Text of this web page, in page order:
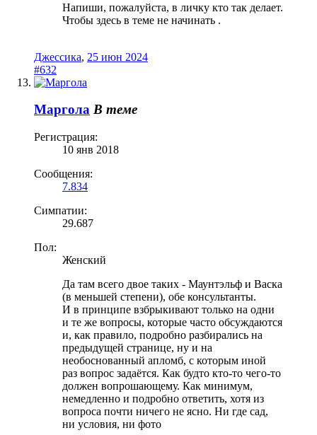
Напиши, пожалуйста, в личку кто так делает.
Чтобы здесь в теме не начинать .
Джессика, 25 июн 2024
#632
Маргола В теме
Регистрация:
10 янв 2018
Сообщения:
7.834
Симпатии:
29.687
Пол:
Женский
Да там всего двое таких - Маунтэльф и Васка
(в меньшей степени), обе консультанты.
И в принципе взбрыкивают только на одни
и те же вопросы, которые часто обсуждаются
и, как правило, подробно разбирались на
предыдущей странице, ну и на
необоснованный апломб, с которым иной
раз вопрос задаётся. Как будто кто-то чего-то
должен вопрошающему. Как минимум,
немедленно и подробно ответить, хотя из
вопроса почти ничего не ясно. Ни где сад,
ни условия, ни фото